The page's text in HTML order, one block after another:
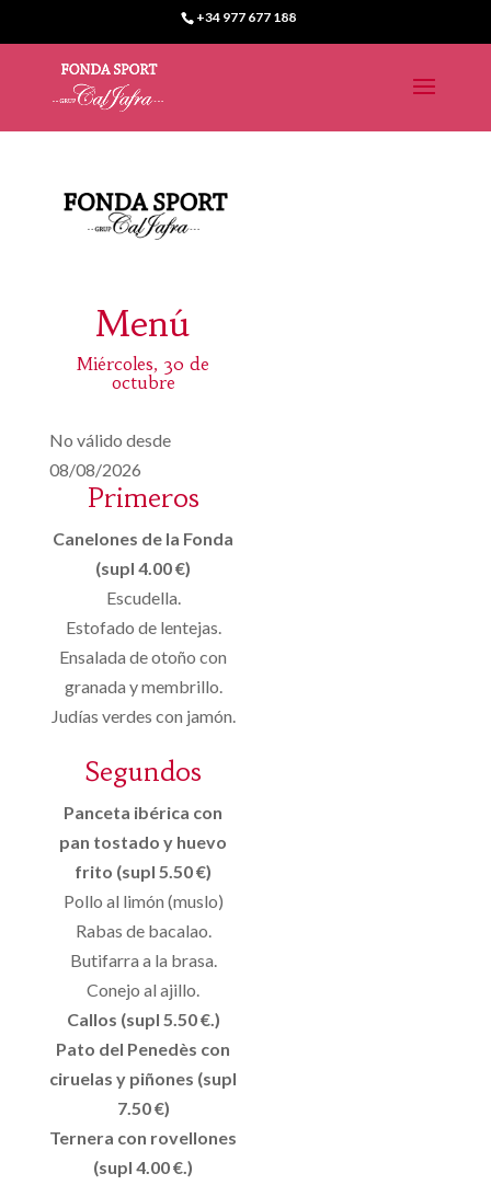
+34 977 677 188
Menú
Miércoles, 30 de
octubre
No válido desde
08/08/2026
Primeros
Canelones de la Fonda
(supl 4.00 €)
Escudella.
Estofado de lentejas.
Ensalada de otoño con
granada y membrillo.
Judías verdes con jamón.
Segundos
Panceta ibérica con
pan tostado y huevo
frito (supl 5.50 €)
Pollo al limón (muslo)
Rabas de bacalao.
Butifarra a la brasa.
Conejo al ajillo.
Callos (supl 5.50 €.)
Pato del Penedès con
ciruelas y piñones (supl
7.50 €)
Ternera con rovellones
(supl 4.00 €.)